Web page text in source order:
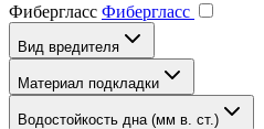
Фибергласс Фибергласс
Вид вредителя
Материал подкладки
Водостойкость дна (мм в. ст.)